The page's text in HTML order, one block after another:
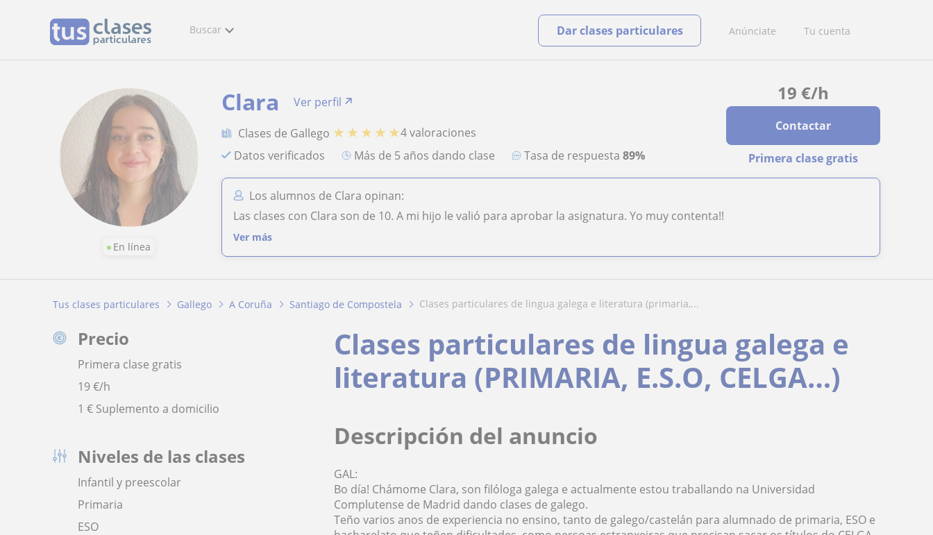
Buscar Anúnciate Tu cuenta
Dar clases particulares
En línea
19 €/h
Contactar
Primera clase gratis
Clara Ver perfil
Clases de Gallego ★ ★ ★ ★ ★4 valoraciones
Datos verificados
más de 5 años dando clase Tasa de respuesta89%
Los alumnos de Clara opinan:
Las clases con Clara son de 10. A mi hijo le valió para aprobar la asignatura. Yo muy contenta!!
Ver más
Tus clases particulares Gallego A Coruña Santiago de Compostela clases particulares de lingua galega e literatura (primaria,...
Precio
Primera clase gratis
19€/h
1 € Suplemento a domicilio
Niveles de las clases
Infantil y preescolar
Primaria
ESO
Clases particulares de lingua galega e
literatura (PRIMARIA, E.S.O, CELGA…)
Descripción del anuncio
GAL:
Bo día! Chámome Clara, son filóloga galega e actualmente estou traballando na Universidad
Complutense de Madrid dando clases de galego.
Teño varios anos de experiencia no ensino, tanto de galego/castelán para alumnado de primaria, ESO e